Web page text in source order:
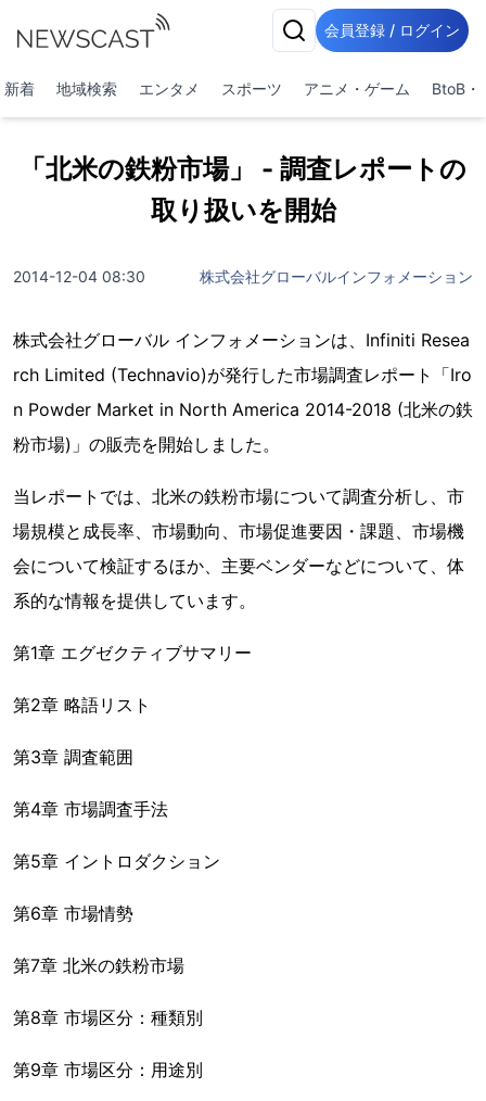
会員登録 / ログイン
新着 地域検索 エンタメ スポーツ アニメ・ゲーム BtoB・
「北米の鉄粉市場」 - 調査レポートの
取り扱いを開始
2014-12-04 08:30 株式会社グローバルインフォメーション
株式会社グローバル インフォメーションは、Infiniti Resea
rch Limited (Technavio)が発行した市場調査レポート「Iro
n Powder Market in North America 2014-2018 (北米の鉄
粉市場)」の販売を開始しました。
当レポートでは、北米の鉄粉市場について調査分析し、市
場規模と成長率、市場動向、市場促進要因・課題、市場機
会について検証するほか、主要ベンダーなどについて、体
系的な情報を提供しています。
第1章 エグゼクティブサマリー
第2章 略語リスト
第3章 調査範囲
第4章 市場調査手法
第5章 イントロダクション
第6章 市場情勢
第7章 北米の鉄粉市場
第8章 市場区分：種類別
第9章 市場区分：用途別